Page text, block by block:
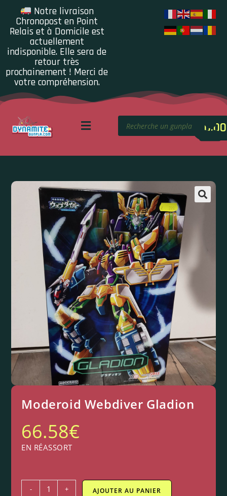
Notre livraison
Chronopost en Point
Relais et à Domicile est
actuellement
indisponible. Elle sera de
retour très
prochainement ! Merci de
votre compréhension.
0.00
Moderoid Webdiver Gladion
66.58€
EN RÉASSORT
- + AJOUTER AU PANIER